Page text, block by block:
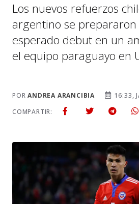
Los nuevos refuerzos
argentino se prepararon
esperado debut en un
el equipo paraguayo en
PORANDREA ARANCIBIA
16:33,
COMPARTIR: